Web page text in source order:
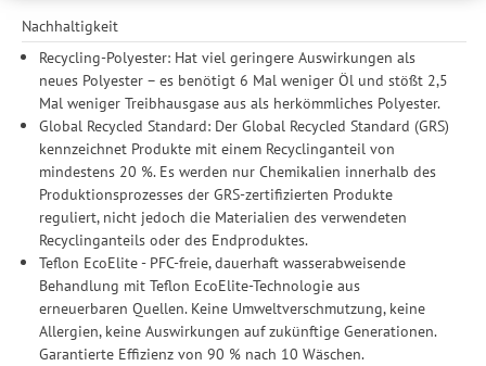
Zwecke der Einbindung von Streaming-Inhalten und der
Durchführung von statistischer Analyse, Reichweitenmessungen,
Produktempfehlungen und nutzungsbasierter Werbung.
Informationen zu den einzelnen Funktionen, den Drittanbietern
und der Speicherdauer finden Sie unter Einstellungen. Diese
Einwilligung ist freiwillig, für die Nutzung unserer Website nicht
erforderlich und gilt, bis sie widerrufen wird. Sie können Ihre
Einwilligung unter Einstellungen lediglich für bestimmte
Drittanbieter erteilen und jederzeit für die Zukunft widerrufen.
Nachhaltigkeit
Recycling-Polyester: Hat viel geringere Auswirkungen als
neues Polyester – es benötigt 6 Mal weniger Öl und stößt 2,5
Mal weniger Treibhausgase aus als herkömmliches Polyester.
Global Recycled Standard: Der Global Recycled Standard (GRS)
kennzeichnet Produkte mit einem Recyclinganteil von
mindestens 20 %. Es werden nur Chemikalien innerhalb des
Produktionsprozesses der GRS-zertifizierten Produkte
reguliert, nicht jedoch die Materialien des verwendeten
Recyclinganteils oder des Endproduktes.
Teflon EcoElite - PFC-freie, dauerhaft wasserabweisende
Behandlung mit Teflon EcoElite-Technologie aus
erneuerbaren Quellen. Keine Umweltverschmutzung, keine
Allergien, keine Auswirkungen auf zukünftige Generationen.
Garantierte Effizienz von 90 % nach 10 Wäschen.